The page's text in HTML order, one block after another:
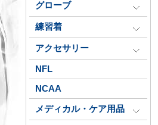
グローブ
練習着
アクセサリー
NFL
NCAA
メディカル・ケア用品